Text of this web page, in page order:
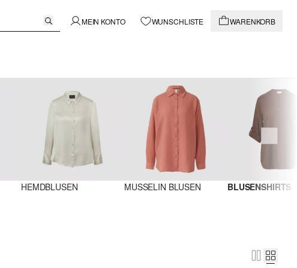
MEIN KONTO WUNSCHLISTE WARENKORB
HEMDBLUSEN MUSSELIN BLUSEN BLUSENSHIRTS